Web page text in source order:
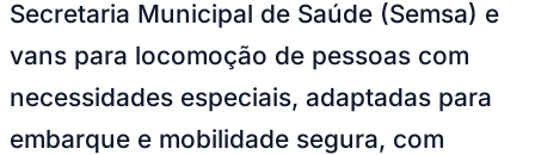
Secretaria Municipal de Saúde (Semsa) e
vans para locomoção de pessoas com
necessidades especiais, adaptadas para
embarque e mobilidade segura, com